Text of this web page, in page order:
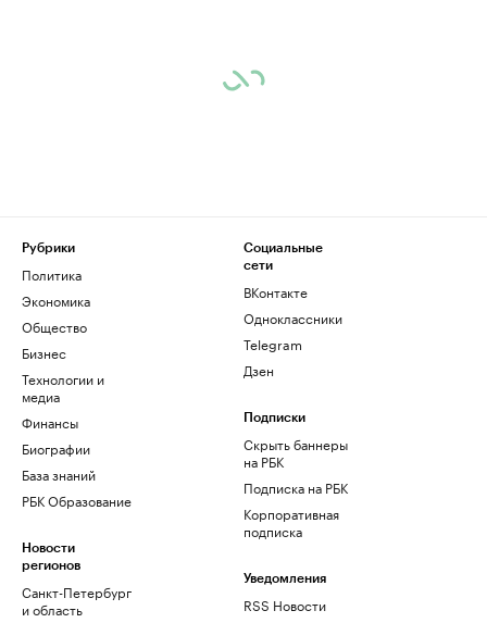
Рубрики
Политика
Экономика
Общество
Бизнес
Технологии и
медиа
Финансы
Биографии
База знаний
РБК Образование
Новости
регионов
Санкт-Петербург
и область
Социальные
сети
ВКонтакте
Одноклассники
Telegram
Дзен
Подписки
Скрыть баннеры
на РБК
Подписка на РБК
Корпоративная
подписка
Уведомления
RSS Новости